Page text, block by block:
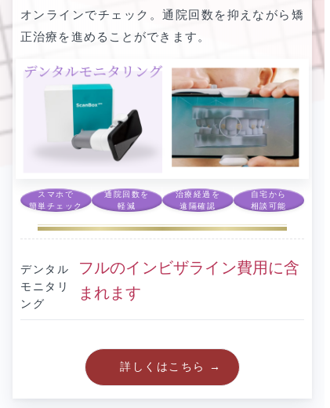
オンラインでチェック。通院回数を抑えながら矯
正治療を進めることができます。
スマホで
簡単チェック
通院回数を
軽減
治療経過を
遠隔確認
自宅から
相談可能
デンタル
モニタリ
ング
フルのインビザライン費用に含
まれます
詳しくはこちら →